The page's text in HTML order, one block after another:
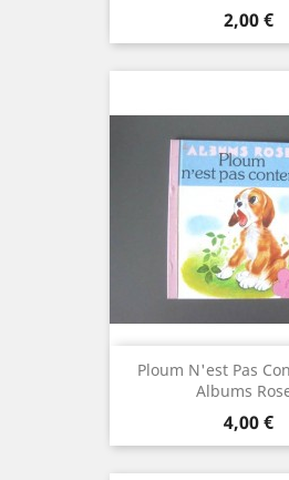
Prix
2,00 €
Ploum N'est Pas
Albums
Prix
4,00 €